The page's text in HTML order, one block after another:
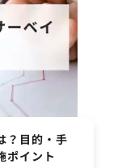
？目的・手
ポイント